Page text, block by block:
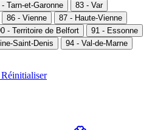
- Tarn-et-Garonne
83 - Var
86 - Vienne
87 - Haute-Vienne
- Territoire de Belfort
91 - Essonne
Saint-Denis
94 - Val-de-Marne
Réinitialiser